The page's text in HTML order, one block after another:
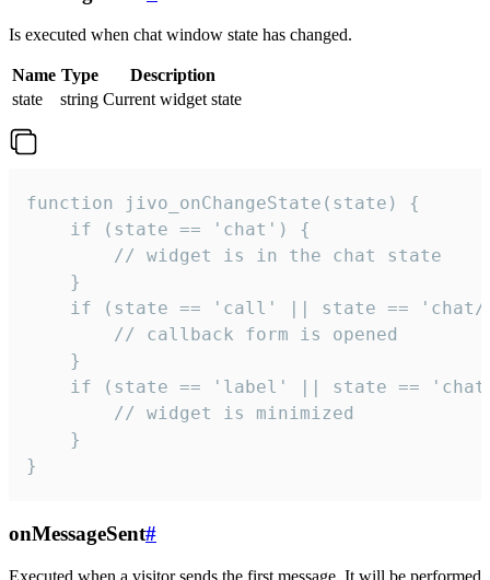
Is executed when chat window state has changed.
Name Type
Description
state
string Current widget state
function jivo_onChangeState(state) {
    if (state == 'chat') {
        // widget is in the chat state
    }
if (state == 'call' || state ==
        // callback form is opened
    }
if (state == 'label' || state ==
        // widget is minimized
    }
}
onMessageSent#
Executed when a visitor sends the first message. It will be performed